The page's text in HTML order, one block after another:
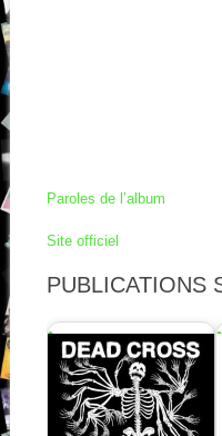
Paroles de l’album
Site officiel
PUBLICATIONS